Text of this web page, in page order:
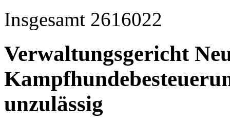
Insgesamt 2616022
Verwaltungsgericht
unzulässig